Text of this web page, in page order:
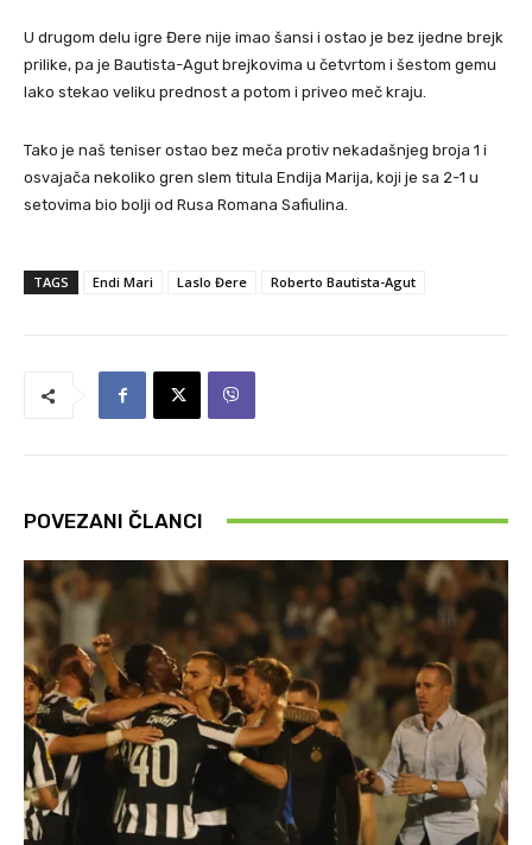
U drugom delu igre Đere nije imao šansi i ostao je bez ijedne brejk
prilike, pa je Bautista-Agut brejkovima u četvrtom i šestom gemu
lako stekao veliku prednost a potom i priveo meč kraju.
Tako je naš teniser ostao bez meča protiv nekadašnjeg broja 1 i
osvajača nekoliko gren slem titula Endija Marija, koji je sa 2-1 u
setovima bio bolji od Rusa Romana Safiulina.
TAGS Endi Mari Laslo Đere Roberto Bautista-Agut
POVEZANI ČLANCI